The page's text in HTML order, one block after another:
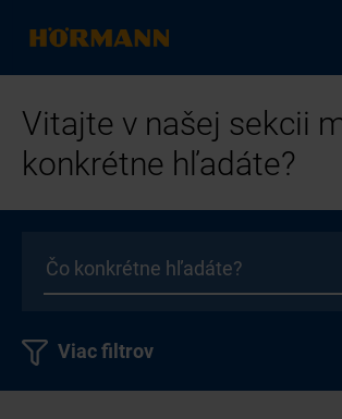
Vitajte v našej sekcii
konkrétne hľadáte?
Viac filtrov